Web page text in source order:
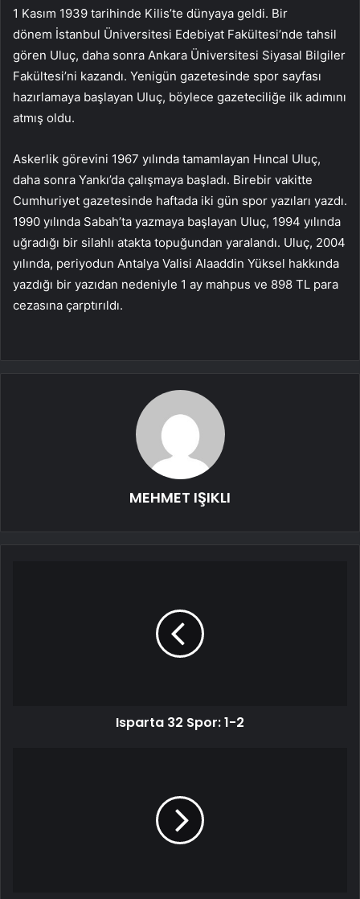
1 Kasım 1939 tarihinde Kilis’te dünyaya geldi. Bir
dönem İstanbul Üniversitesi Edebiyat Fakültesi’nde tahsil
gören Uluç, daha sonra Ankara Üniversitesi Siyasal Bilgiler
Fakültesi’ni kazandı. Yenigün gazetesinde spor sayfası
hazırlamaya başlayan Uluç, böylece gazeteciliğe ilk adımını
atmış oldu.
Askerlik görevini 1967 yılında tamamlayan Hıncal Uluç,
daha sonra Yankı’da çalışmaya başladı. Birebir vakitte
Cumhuriyet gazetesinde haftada iki gün spor yazıları yazdı.
1990 yılında Sabah’ta yazmaya başlayan Uluç, 1994 yılında
uğradığı bir silahlı atakta topuğundan yaralandı. Uluç, 2004
yılında, periyodun Antalya Valisi Alaaddin Yüksel hakkında
yazdığı bir yazıdan nedeniyle 1 ay mahpus ve 898 TL para
cezasına çarptırıldı.
MEHMET IŞIKLI
Isparta 32 Spor: 1-2